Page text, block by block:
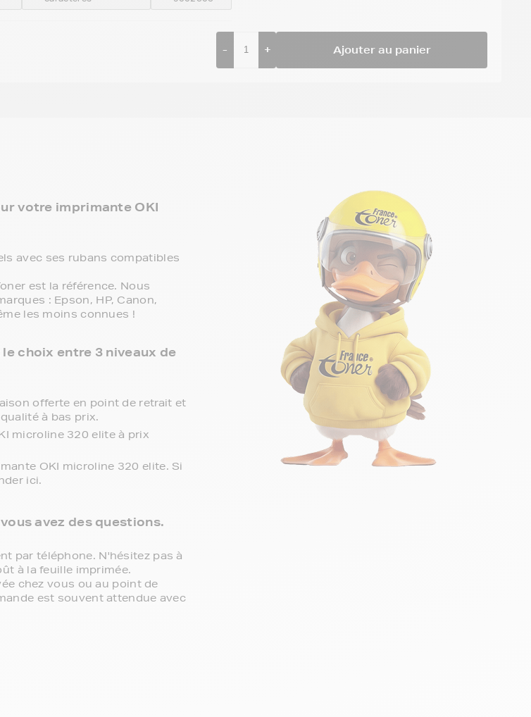
- + Ajouter au panier
votre imprimante OKI
avec ses rubans compatibles
est la référence. Nous
: Epson, HP, Canon,
les moins connues !
choix entre 3 niveaux de
offerte en point de retrait et
à bas prix.
microline 320 elite à prix
OKI microline 320 elite. Si
ici.
avez des questions.
par téléphone. N'hésitez pas à
à la feuille imprimée.
chez vous ou au point de
est souvent attendue avec